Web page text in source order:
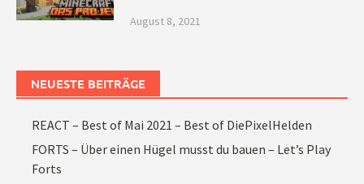
August 8, 2021
NEUESTE BEITRÄGE
REACT – Best of Mai 2021 – Best of DiePixelHelden
FORTS – Über einen Hügel musst du bauen – Let’s Play
Forts